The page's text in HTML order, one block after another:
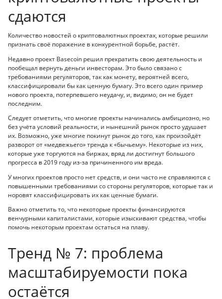
сдаются
Количество новостей о криптовалютных проектах, которые решили
признать своё поражение в конкурентной борьбе, растёт.
Недавно проект Basecoin решил прекратить свою деятельность и
пообещал вернуть деньги инвесторам. Это было связано с
требованиями регуляторов, так как монету, вероятней всего,
классифицировали бы как ценную бумагу. Это всего один пример
нового проекта, потерпевшего неудачу, и, видимо, он не будет
последним.
Следует отметить, что многие проекты начинались амбициозно, но
без учёта условий реальности, и нынешний рынок просто удушает
их. Возможно, уже многие покинут рынок до того, как произойдёт
разворот от «медвежьего» тренда к «бычьему». Некоторые из них,
которые уже торгуются на биржах, вряд ли достигнут большого
прогресса в 2019 году из-за причиненного им вреда.
У многих проектов просто нет средств, и они часто не справляются с
повышенными требованиями со стороны регуляторов, которые так и
норовят классифицировать их как ценные бумаги.
Важно отметить то, что некоторые проекты финансируются
венчурными капиталистами, которые изыскивают средства, чтобы
помочь некоторым проектам остаться на плаву.
Тренд № 7: проблема
масштабируемости пока
остаётся